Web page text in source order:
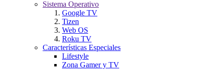
Sistema Operativo
Google TV
Tizen
Web OS
Roku TV
Características Especiales
Lifestyle
Zona Gamer y TV